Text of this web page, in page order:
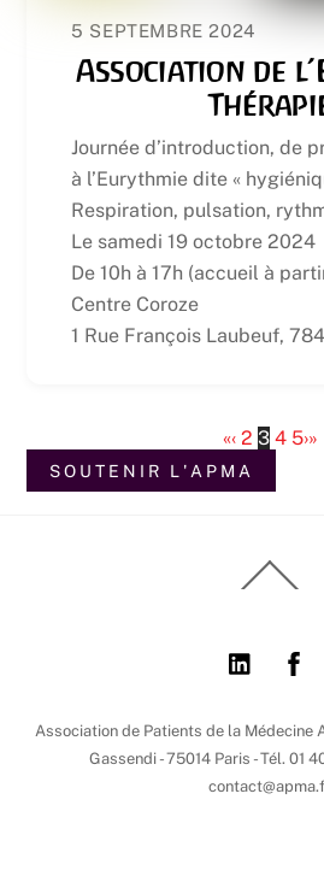
5 SEPTEMBRE 2024
Association de
Journée d’introduction, de
à l’Eurythmie dite «
Respiration, pulsation,
Le samedi 19 octobre 2024
De 10h à 17h (accueil à
Centre Coroze
1 Rue François Laubeuf,
«‹ 2 3 4 5›»
SOUTENIR L'APMA
To
Association de Patients de la Médecine
Gassendi - 75014 Paris - Tél. 01